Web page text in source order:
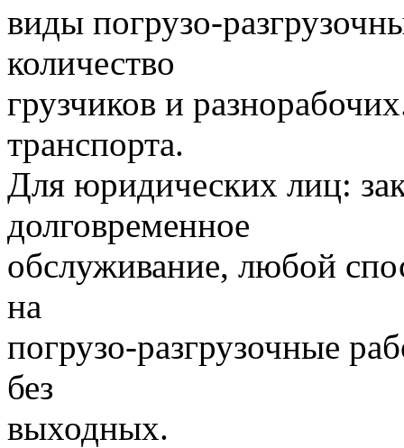
виды погрузо-
количество
грузчиков и
транспорта.
Для юридических лиц:
долговременное
обслуживание, любой
на
погрузо-разгрузочные
без
выходных.